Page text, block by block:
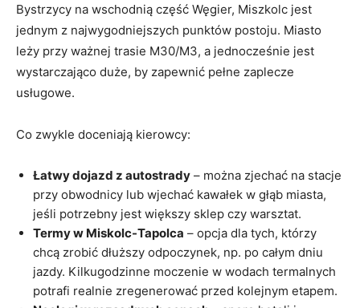
Bystrzycy na wschodnią część Węgier, Miszkolc jest
jednym z najwygodniejszych punktów postoju. Miasto
leży przy ważnej trasie M30/M3, a jednocześnie jest
wystarczająco duże, by zapewnić pełne zaplecze
usługowe.
Co zwykle doceniają kierowcy:
Łatwy dojazd z autostrady – można zjechać na stacje
przy obwodnicy lub wjechać kawałek w głąb miasta,
jeśli potrzebny jest większy sklep czy warsztat.
Termy w Miskolc-Tapolca – opcja dla tych, którzy
chcą zrobić dłuższy odpoczynek, np. po całym dniu
jazdy. Kilkugodzinne moczenie w wodach termalnych
potrafi realnie zregenerować przed kolejnym etapem.